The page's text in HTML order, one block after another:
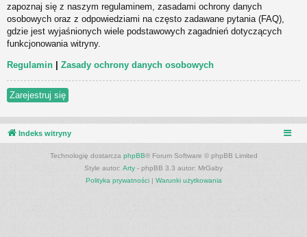
zapoznaj się z naszym regulaminem, zasadami ochrony danych
osobowych oraz z odpowiedziami na często zadawane pytania (FAQ),
gdzie jest wyjaśnionych wiele podstawowych zagadnień dotyczących
funkcjonowania witryny.
Regulamin | Zasady ochrony danych osobowych
Zarejestruj się
Indeks witryny
Technologię dostarcza phpBB® Forum Software © phpBB Limited
Style autor: Arty - phpBB 3.3 autor: MrGaby
Polityka prywatności| Warunki użytkowania